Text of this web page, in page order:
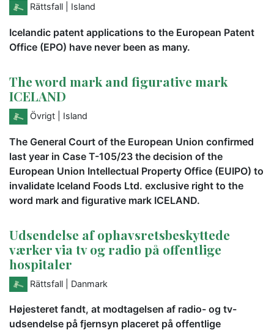
Rättsfall | Island
Icelandic patent applications to the European Patent
Office (EPO) have never been as many.
The word mark and figurative mark
ICELAND
Övrigt | Island
The General Court of the European Union confirmed
last year in Case T-105/23 the decision of the
European Union Intellectual Property Office (EUIPO) to
invalidate Iceland Foods Ltd. exclusive right to the
word mark and figurative mark ICELAND.
Udsendelse af ophavsretsbeskyttede
værker via tv og radio på offentlige
hospitaler
Rättsfall | Danmark
Højesteret fandt, at modtagelsen af radio- og tv-
udsendelse på fjernsyn placeret på offentlige